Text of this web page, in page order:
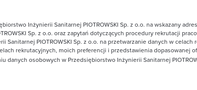
Inżynierii Sanitarnej PIOTROWSKI Sp. z o.o. na wskazany
Sp. z o.o. oraz zapytań dotyczących procedury rekrutacji
Sanitarnej PIOTROWSKI Sp. z o.o. na przetwarzanie danych w
rekrutacyjnych, moich preferencji i przedstawienia dopasowanej
danych osobowych w Przedsiębiorstwo Inżynierii Sanitarnej